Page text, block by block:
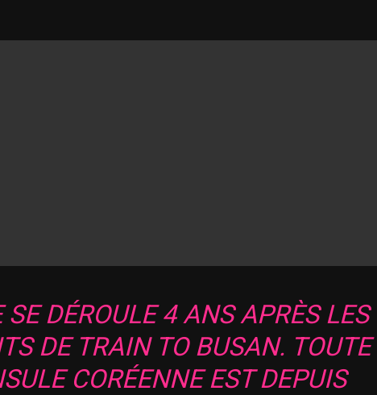
SE DÉROULE 4 ANS APRÈS LES
DE TRAIN TO BUSAN. TOUTE
CORÉENNE EST DEPUIS